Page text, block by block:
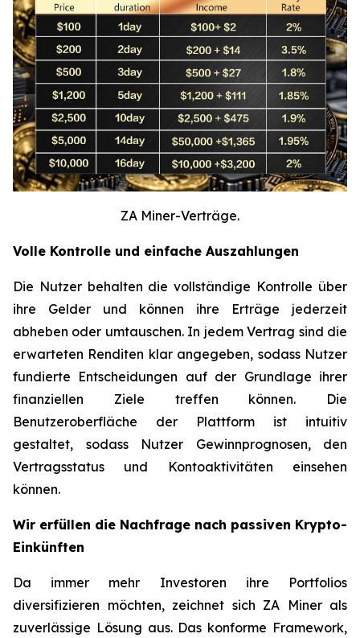
ZA Miner-Verträge.
Volle Kontrolle und einfache Auszahlungen
Die Nutzer behalten die vollständige Kontrolle über
ihre Gelder und können ihre Erträge jederzeit
abheben oder umtauschen. In jedem Vertrag sind die
erwarteten Renditen klar angegeben, sodass Nutzer
fundierte Entscheidungen auf der Grundlage ihrer
finanziellen Ziele treffen können. Die
Benutzeroberfläche der Plattform ist intuitiv
gestaltet, sodass Nutzer Gewinnprognosen, den
Vertragsstatus und Kontoaktivitäten einsehen
können.
Wir erfüllen die Nachfrage nach passiven Krypto-
Einkünften
Da immer mehr Investoren ihre Portfolios
diversifizieren möchten, zeichnet sich ZA Miner als
zuverlässige Lösung aus. Das konforme Framework,